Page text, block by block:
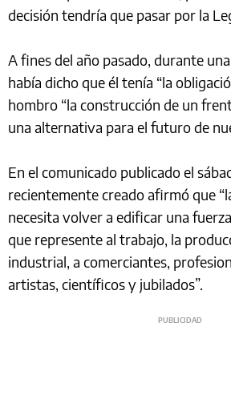
decisión tendría que pasar por la
A fines del año pasado, durante
había dicho que él tenía “la
hombro “la construcción de un
una alternativa para el futuro de
En el comunicado publicado el
recientemente creado afirmó que
necesita volver a edificar una
que represente al trabajo, la
industrial, a comerciantes,
artistas, científicos y jubilados”.